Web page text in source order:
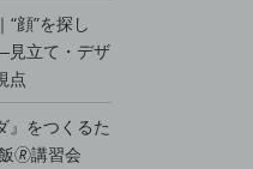
顔”を探し
立て・デザ
点
』をつくるた
🄬講習会